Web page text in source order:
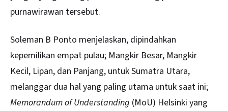
purnawirawan tersebut.
Soleman B Ponto menjelaskan, dipindahkan
kepemilikan empat pulau; Mangkir Besar, Mangkir
Kecil, Lipan, dan Panjang, untuk Sumatra Utara,
melanggar dua hal yang paling utama untuk saat ini;
Memorandum of Understanding (MoU) Helsinki yang